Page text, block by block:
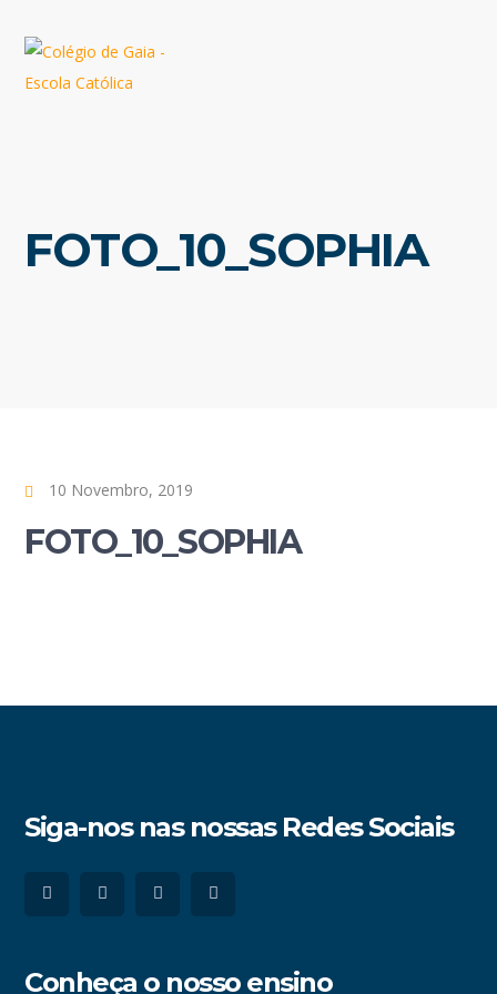
FOTO_10_SOPHIA
10 Novembro, 2019
FOTO_10_SOPHIA
Siga-nos nas nossas Redes Sociais
Conheça o nosso ensino